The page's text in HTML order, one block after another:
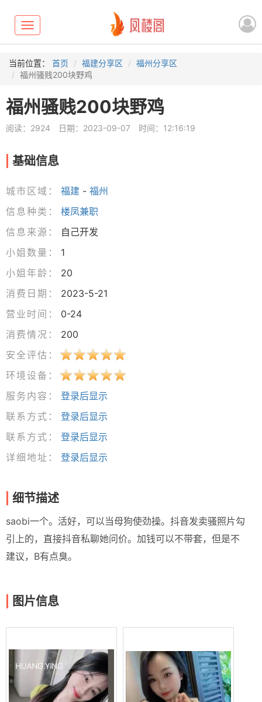
Toggle
navigation
当前位置： 首页 福建分享区
福州分享区
福州骚贱200块野鸡
福州骚贱200块野鸡
阅读：2924 日期：2023-09-07 时间：12:16:19
基础信息
城市区域： 福建 - 福州
信息种类：
楼凤兼职
信息来源：
自己开发
小姐数量：
1
小姐年龄：
20
消费日期：
2023-5-21
营业时间：
0-24
消费情况：
200
安全评估：
环境设备：
服务内容：
登录后显示
联系方式：
登录后显示
联系方式：
登录后显示
详细地址：
登录后显示
细节描述
saobi一个。活好，可以当母狗使劲操。抖音发卖骚照片勾
引上的，直接抖音私聊她问价。加钱可以不带套，但是不
建议，B有点臭。
图片信息